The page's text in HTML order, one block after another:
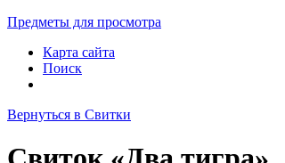
Предметы для просмотра
Карта сайта
Поиск
Вернуться в Свитки